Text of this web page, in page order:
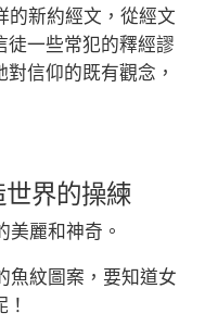
的新約經文，從經文
徒一些常犯的釋經謬
信仰的既有觀念，
界的操練
麗和神奇。
紋圖案，要知道女